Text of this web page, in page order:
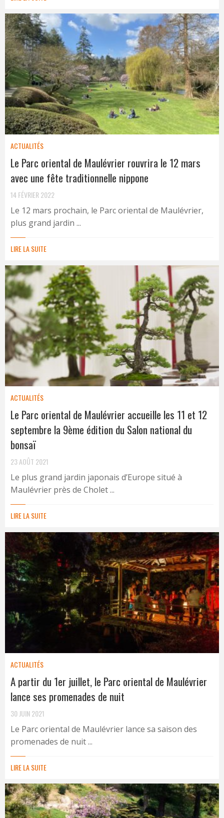
ACTUALITÉS
Le Parc oriental de Maulévrier rouvrira le 12 mars
avec une fête traditionnelle nippone
14 FÉVRIER 2022
Le 12 mars prochain, le Parc oriental de Maulévrier,
plus grand jardin ...
LIRE LA SUITE
ACTUALITÉS
Le Parc oriental de Maulévrier accueille les 11 et 12
septembre la 9ème édition du Salon national du
bonsaï
23 AOÛT 2021
Le plus grand jardin japonais d’Europe situé à
Maulévrier près de Cholet ...
LIRE LA SUITE
ACTUALITÉS
A partir du 1er juillet, le Parc oriental de Maulévrier
lance ses promenades de nuit
30 JUIN 2021
Le Parc oriental de Maulévrier lance sa saison des
promenades de nuit ...
LIRE LA SUITE